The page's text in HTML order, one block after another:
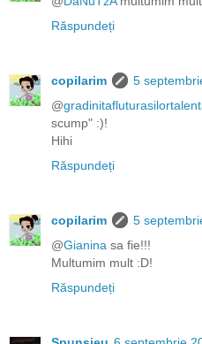
Răspundeți
copilarim
5
@
scump" :)!
Hihi
Răspundeți
copilarim
5
@Gianina sa fie!!!
Multumim mult :D!
Răspundeți